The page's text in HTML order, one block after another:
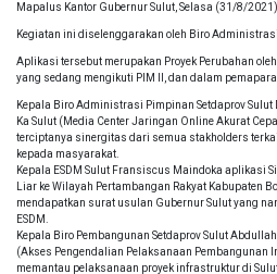
Mapalus Kantor Gubernur Sulut, Selasa (31/8/2021).
Kegiatan ini diselenggarakan oleh Biro
Aplikasi tersebut merupakan Proyek Perubahan
yang sedang mengikuti PIM II, dan dalam
Kepala Biro Administrasi Pimpinan Setdaprov
Ka Sulut (Media Center Jaringan Online Akurat
terciptanya sinergitas dari semua stakholders
kepada masyarakat.
Kepala ESDM Sulut Fransiscus Maindoka aplikasi
Liar ke Wilayah Pertambangan Rakyat Kabupaten
mendapatkan surat usulan Gubernur Sulut yang
ESDM.
Kepala Biro Pembangunan Setdaprov Sulut
(Akses Pengendalian Pelaksanaan Pembangunan
memantau pelaksanaan proyek infrastruktur di